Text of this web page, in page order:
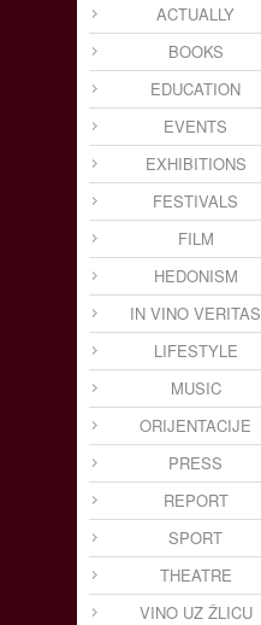
ACTUALLY
BOOKS
EDUCATION
EVENTS
EXHIBITIONS
FESTIVALS
FILM
HEDONISM
IN VINO VERITAS
LIFESTYLE
MUSIC
ORIJENTACIJE
PRESS
REPORT
SPORT
THEATRE
VINO UZ ŽLICU